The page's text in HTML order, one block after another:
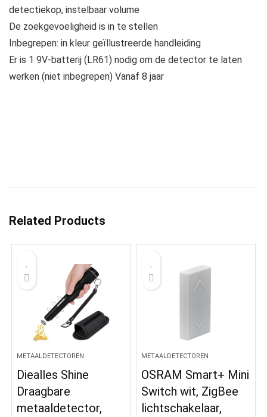
detectiekop, instelbaar volume
De zoekgevoeligheid is in te stellen
Inbegrepen: in kleur geïllustreerde handleiding
Er is 1 9V-batterij (LR61) nodig om de detector te laten
werken (niet inbegrepen) Vanaf 8 jaar
Related Products
METAALDETECTOREN
Diealles Shine
Draagbare
metaaldetector,
METAALDETECTOREN
OSRAM Smart+ Mini
Switch wit, ZigBee
lichtschakelaar,